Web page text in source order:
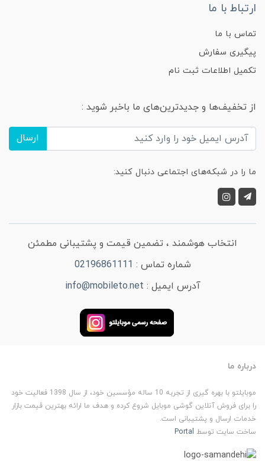
ارتباط با ما
تماس با ما
پیگیری سفارش
تکمیل اطلاعات ثبت نام
از تخفیف‌ها و جدیدترین‌های ما باخبر شوید :
ارسال
ما را در شبکه‌های اجتماعی دنبال کنید:
انتخاب هوشمند ، تضمین قیمت و پشتیبانی مطمئن
شماره تماس : 02196861111
آدرس ایمیل : info@mobileto.net
درباره ما
موبایلتو با بهره گیری از تجربه 10 ساله مؤسسین خود، از سال 1398 فعالیت خود
را برای فروش آنلاین گوشی موبایل شروع کرده و هدف ما ارائه بهترین قیمت بازار
خدمات ارسال و پشتیبانی است.
ساخت سایت توسط Portal